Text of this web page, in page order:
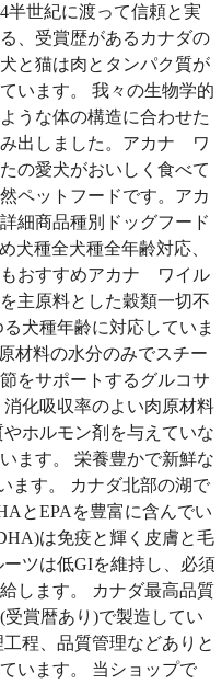
半世紀に渡って信頼と実
、受賞歴があるカナダの
と猫は肉とタンパク質が
います。 我々の生物学的
うな体の構造に合わせた
出しました。アカナ ワ
の愛犬がおいしく食べて
ペットフードです。アカ
細商品種別ドッグフード
犬種全犬種全年齢対応、
おすすめアカナ ワイル
主原料とした穀類一切不
犬種年齢に対応していま
材料の水分のみでスチー
をサポートするグルコサ
化吸収率のよい肉原材料
ホルモン剤を与えていな
ます。 栄養豊かで新鮮な
ます。 カナダ北部の湖で
とEPAを豊富に含んでい
は免疫と輝く皮膚と毛
ツは低GIを維持し、必須
します。 カナダ最高品質
賞暦あり)で製造してい
程、品質管理などありと
います。 当ショップで